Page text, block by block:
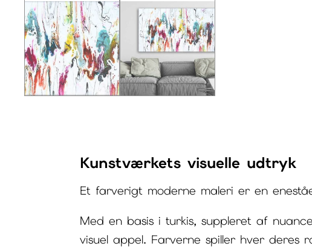
Kunstværkets visuelle udtryk
Et farverigt moderne maleri er en
Med en basis i turkis, suppleret af
visuel appel. Farverne spiller hver